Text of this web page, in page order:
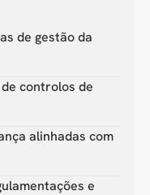
de gestão da
controlos de
alinhadas com
e